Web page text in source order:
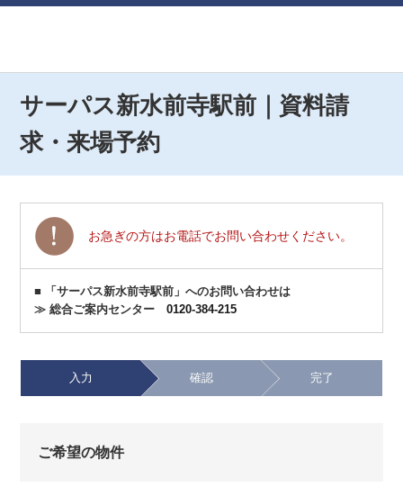
サーパス新水前寺駅前｜資料請
求・来場予約
お急ぎの方はお電話でお問い合わせください。
■ 「サーパス新水前寺駅前」へのお問い合わせは
≫ 総合ご案内センター0120-384-215
入力 確認 完了
ご希望の物件